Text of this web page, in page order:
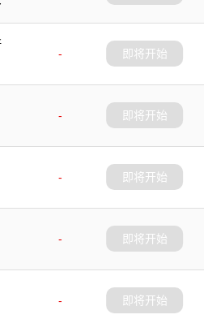
-
即将开始
-
即将开始
-
即将开始
-
即将开始
-
即将开始